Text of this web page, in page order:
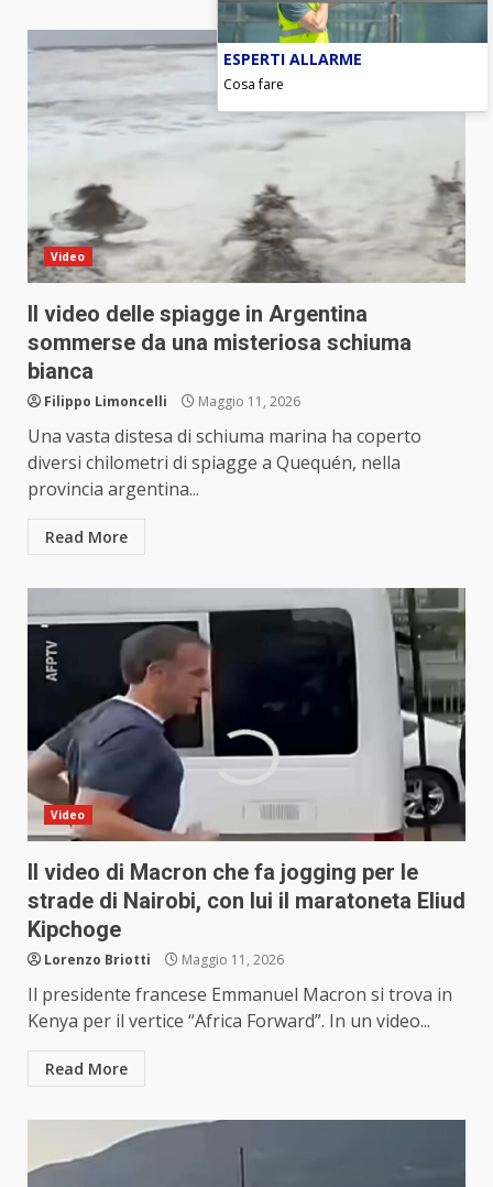
Video
Il video delle spiagge in Argentina
sommerse da una misteriosa schiuma
bianca
Filippo Limoncelli Maggio 11, 2026
Una vasta distesa di schiuma marina ha coperto
diversi chilometri di spiagge a Quequén, nella
provincia argentina...
Read More
Video
Il video di Macron che fa jogging per le
strade di Nairobi, con lui il maratoneta Eliud
Kipchoge
Lorenzo Briotti Maggio 11, 2026
Il presidente francese Emmanuel Macron si trova in
Kenya per il vertice “Africa Forward”. In un video...
Read More
ESPERTI ALLARME
Cosa fare